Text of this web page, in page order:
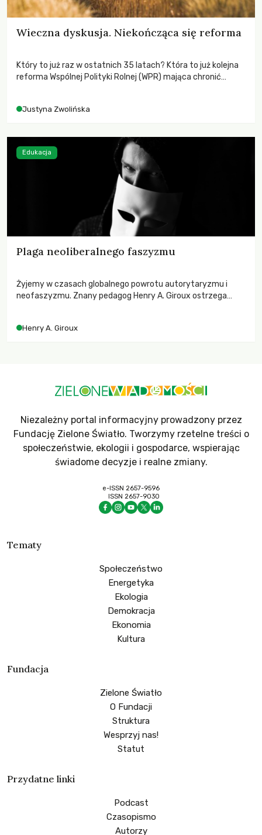
Wieczna dyskusja. Niekończąca się reforma
Który to już raz w ostatnich 35 latach? Która to już kolejna
reforma Wspólnej Polityki Rolnej (WPR) mająca chronić
Justyna Zwolińska
Plaga neoliberalnego faszyzmu
Żyjemy w czasach globalnego powrotu autorytaryzmu i
neofaszyzmu. Znany pedagog Henry A. Giroux ostrzega
wychowają świadomych obywateli?
Henry A. Giroux
Edukacja
Niezależny portal informacyjny prowadzony przez
Fundację Zielone Światło. Tworzymy rzetelne treści o
społeczeństwie, ekologii i gospodarce, wspierając
świadome decyzje i realne zmiany.
e-ISSN 2657-9596
ISSN 2657-9030
Tematy
Społeczeństwo
Energetyka
Ekologia
Demokracja
Ekonomia
Kultura
Fundacja
Zielone Światło
O Fundacji
Struktura
Wesprzyj nas!
Statut
Przydatne linki
Podcast
Czasopismo
Autorzy